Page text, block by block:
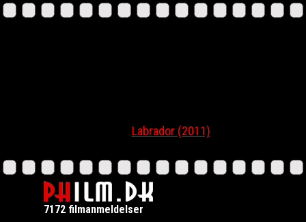
Labrador (2011)
7172 filmanmeldelser